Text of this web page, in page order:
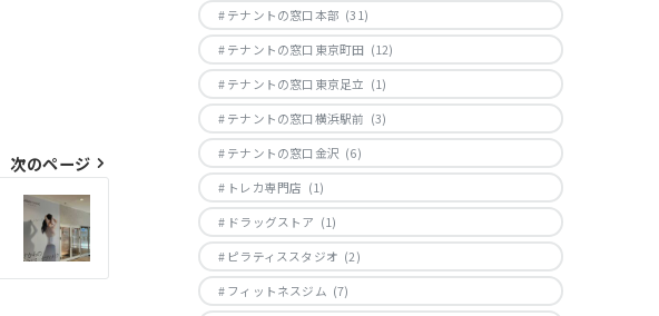
次のページ
テナントの窓口本部 (31)
テナントの窓口東京町田 (12)
テナントの窓口東京足立 (1)
テナントの窓口横浜駅前 (3)
テナントの窓口金沢 (6)
トレカ専門店 (1)
ドラッグストア (1)
ピラティススタジオ (2)
フィットネスジム (7)